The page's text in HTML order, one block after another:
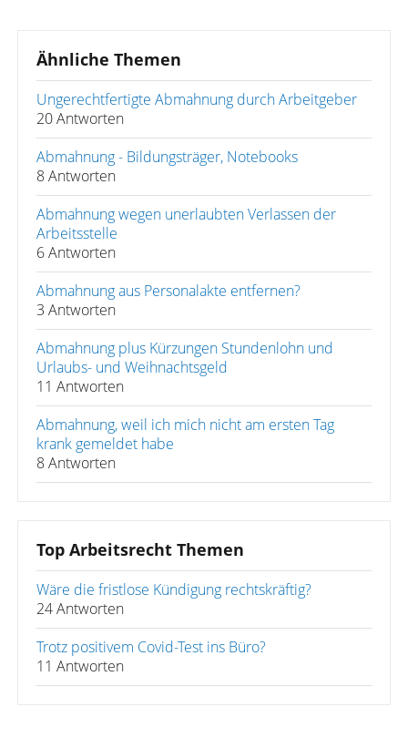
Ähnliche Themen
Ungerechtfertigte Abmahnung durch Arbeitgeber
20 Antworten
Abmahnung - Bildungsträger, Notebooks
8 Antworten
Abmahnung wegen unerlaubten Verlassen der
Arbeitsstelle
6 Antworten
Abmahnung aus Personalakte entfernen?
3 Antworten
Abmahnung plus Kürzungen Stundenlohn und
Urlaubs- und Weihnachtsgeld
11 Antworten
Abmahnung, weil ich mich nicht am ersten Tag
krank gemeldet habe
8 Antworten
Top Arbeitsrecht Themen
Wäre die fristlose Kündigung rechtskräftig?
24 Antworten
Trotz positivem Covid-Test ins Büro?
11 Antworten